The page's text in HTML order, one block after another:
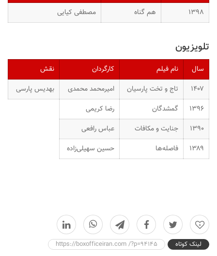
۱۳۹۸ هم گناه مصطفی کیایی
تلویزیون
سال نام فیلم کارگردان
نقش
۱۴۰۷
تاج و تخت پارسیان امیرمحمد محمدی
بهدیس پارسی
۱۳۹۶
گمشدگان
رضا کریمی
۱۳۹۰
جنایت و مکافات
عباس رافعی
۱۳۸۹
فاصله‌ها حسین سهیلی‌زاده
0
لینک کوتاه
https://boxofficeiran.com /?p=94145